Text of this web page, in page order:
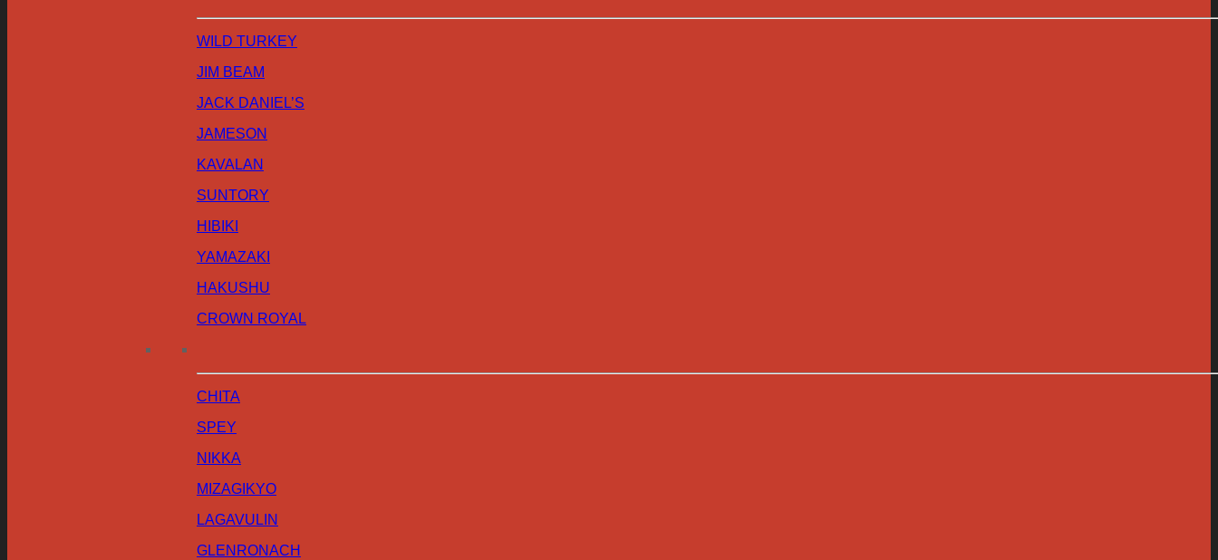
WILD TURKEY
JIM BEAM
JACK DANIEL’S
JAMESON
KAVALAN
SUNTORY
HIBIKI
YAMAZAKI
HAKUSHU
CROWN ROYAL
CHITA
SPEY
NIKKA
MIZAGIKYO
LAGAVULIN
GLENRONACH